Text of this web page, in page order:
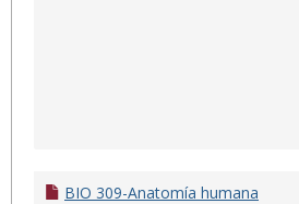
BIO 309-Anatomía humana